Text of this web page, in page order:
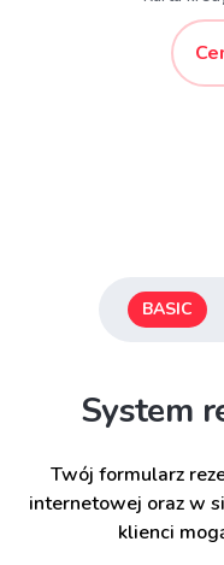
BASIC
System
Twój formularz
internetowej oraz w
klienci